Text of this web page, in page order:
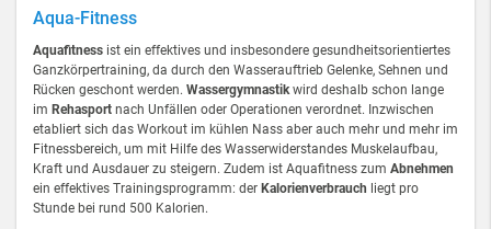
Aqua-Fitness
Aquafitness ist ein effektives und insbesondere gesundheitsorientiertes
Ganzkörpertraining, da durch den Wasserauftrieb Gelenke, Sehnen und
Rücken geschont werden. Wassergymnastikwird deshalb schon lange
im Rehasport nach Unfällen oder Operationen verordnet. Inzwischen
etabliert sich das Workout im kühlen Nass aber auch mehr und mehr im
Fitnessbereich, um mit Hilfe des Wasserwiderstandes Muskelaufbau,
Kraft und Ausdauer zu steigern. Zudem ist Aquafitness zum Abnehmen
ein effektives Trainingsprogramm: der Kalorienverbrauch liegt pro
Stunde bei rund 500 Kalorien.